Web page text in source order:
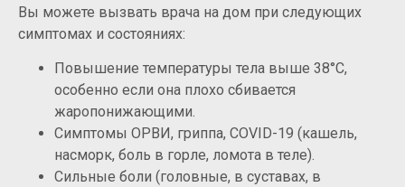
Вы можете вызвать врача на дом при следующих
симптомах и состояниях:
Повышение температуры тела выше 38°C,
особенно если она плохо сбивается
жаропонижающими.
Симптомы ОРВИ, гриппа, COVID-19 (кашель,
насморк, боль в горле, ломота в теле).
Сильные боли (головные, в суставах, в